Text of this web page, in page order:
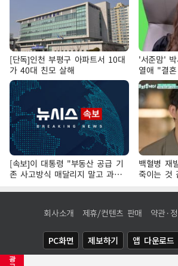
광
[단독]인천 부평구 아파트서 10대
가 40대 친모 살해
'서준맘'
열애 "결
[속보]이 대통령 "부동산 공급 기
존 사고방식 매달리지 말고 과감
히 실천"
백혈병 재
죽이는 것
회사소개 제휴/컨텐츠 판매 약관·
PC화면 제보하기 앱 다운로드